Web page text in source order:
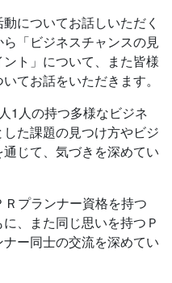
についてお話しいただく
「ビジネスチャンスの見
ト」について、また皆様
てお話をいただきます。
1人の持つ多様なビジネ
た課題の見つけ方やビジ
じて、気づきを深めてい
プランナー資格を持つ
、また同じ思いを持つＰ
ー同士の交流を深めてい